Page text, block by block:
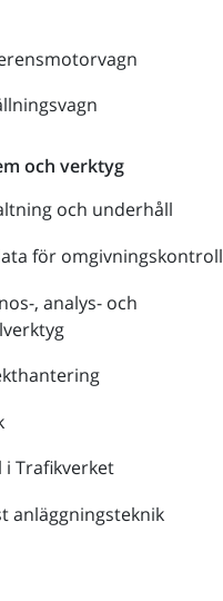
och verktyg
och underhåll
för omgivningskontroll
, analys- och
i Trafikverket
anläggningsteknik